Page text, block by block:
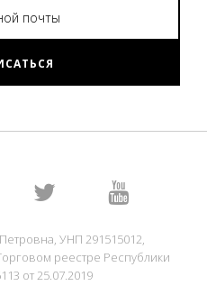
УНП 291515012,
реестре Республики
от 25.07.2019